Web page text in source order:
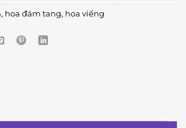
, hoa đám tang, hoa viếng